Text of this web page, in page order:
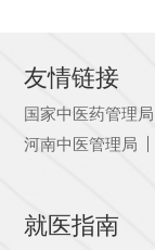
友情链接
国家中医药管理局
河南中医管理局
就医指南